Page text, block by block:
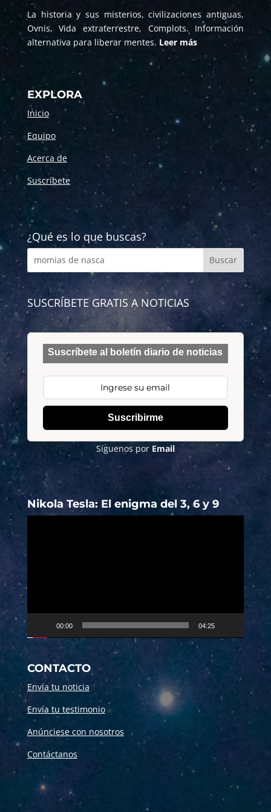
La historia y sus misterios, civilizaciones antiguas,
Ovnis, Vida extraterrestre, Complots. Información
alternativa para liberar mentes. Leer más
EXPLORA
Inicio
Equipo
Acerca de
Suscríbete
¿Qué es lo que buscas?
SUSCRÍBETE GRATIS A NOTICIAS
Suscríbete al boletín diario de noticias
Suscribirme
Síguenos por Email
Nikola Tesla: El enigma del 3, 6 y 9
00:00 04:25
CONTACTO
Envía tu noticia
Envía tu testimonio
Anúnciese con nosotros
Contáctanos